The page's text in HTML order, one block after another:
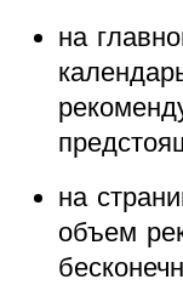
на
на
объем